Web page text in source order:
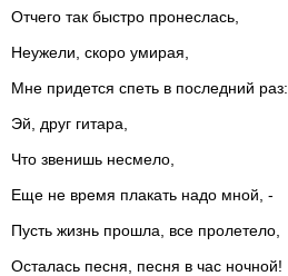
Отчего так быстро пронеслась,
Неужели, скоро умирая,
Мне придется спеть в последний раз:
Эй, друг гитара,
Что звенишь несмело,
Еще не время плакать надо мной, -
Пусть жизнь прошла, все пролетело,
Осталась песня, песня в час ночной!